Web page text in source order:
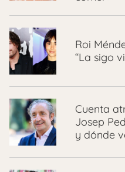
Roi
“La sigo
Cuenta
Josep
y dónde